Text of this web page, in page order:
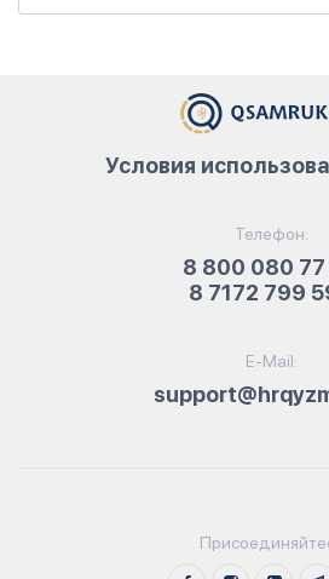
Телефон:
8 800 080
8 7172 799
E-Mail:
Условия